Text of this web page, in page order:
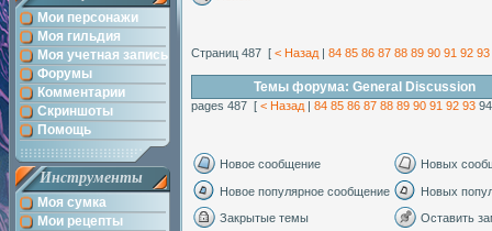
Мои персонажи
Моя гильдия
Моя учетная запись
Форумы
Комментарии
Скриншоты
Помощь
Инструменты
Моя сумка
Мои рецепты
Страниц 487 [ < Назад | 84 85 86 87 88 89 90 91 92 93
Темы форума: General Discussion
pages 487 [ < Назад | 84 85 86 87 88 89 90 91 92 93
Новое сообщение Новых
Новое популярное сообщение
Новых
Закрытые темы
Оставить